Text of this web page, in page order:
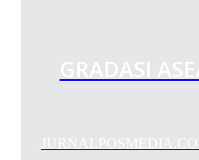
GRADASI